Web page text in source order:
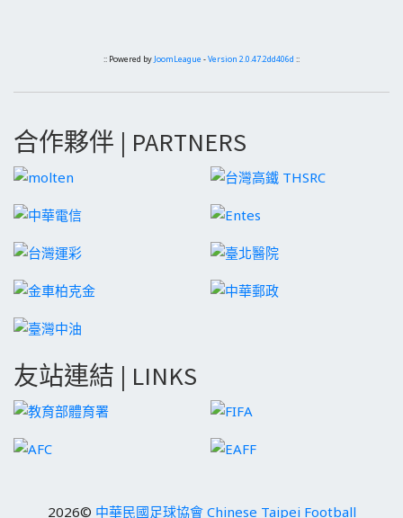
:: Powered by JoomLeague -Version 2.0.47.2dd406d ::
合作夥伴 | PARTNERS
友站連結 | LINKS
2026© 中華民國足球協會 Chinese Taipei Football